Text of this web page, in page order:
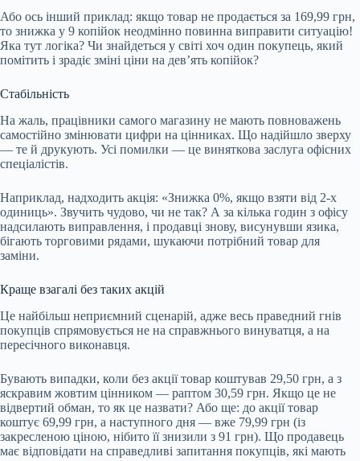
Або ось інший приклад: якщо товар не продається за 169,99 грн,
то знижка у 9 копійок неодмінно повинна виправити ситуацію!
Яка тут логіка? Чи знайдеться у світі хоч один покупець, який
помітить і зрадіє зміні ціни на дев’ять копійок?
Стабільність
На жаль, працівники самого магазину не мають повноважень
самостійно змінювати цифри на цінниках. Що надійшло зверху
— те й друкують. Усі помилки — це виняткова заслуга офісних
спеціалістів.
Наприклад, надходить акція: «Знижка 0%, якщо взяти від 2-х
одиниць». Звучить чудово, чи не так? А за кілька годин з офісу
надсилають виправлення, і продавці знову, висунувши язика,
бігають торговими рядами, шукаючи потрібний товар для
заміни.
Краще взагалі без таких акцій
Це найбільш неприємний сценарій, адже весь праведний гнів
покупців спрямовується не на справжнього винуватця, а на
пересічного виконавця.
Бувають випадки, коли без акції товар коштував 29,50 грн, а з
яскравим жовтим цінником — раптом 30,59 грн. Якщо це не
відвертий обман, то як це назвати? Або ще: до акції товар
коштує 69,99 грн, а наступного дня — вже 79,99 грн (із
закресленою ціною, нібито її знизили з 91 грн). Що продавець
має відповідати на справедливі запитання покупців, які мають